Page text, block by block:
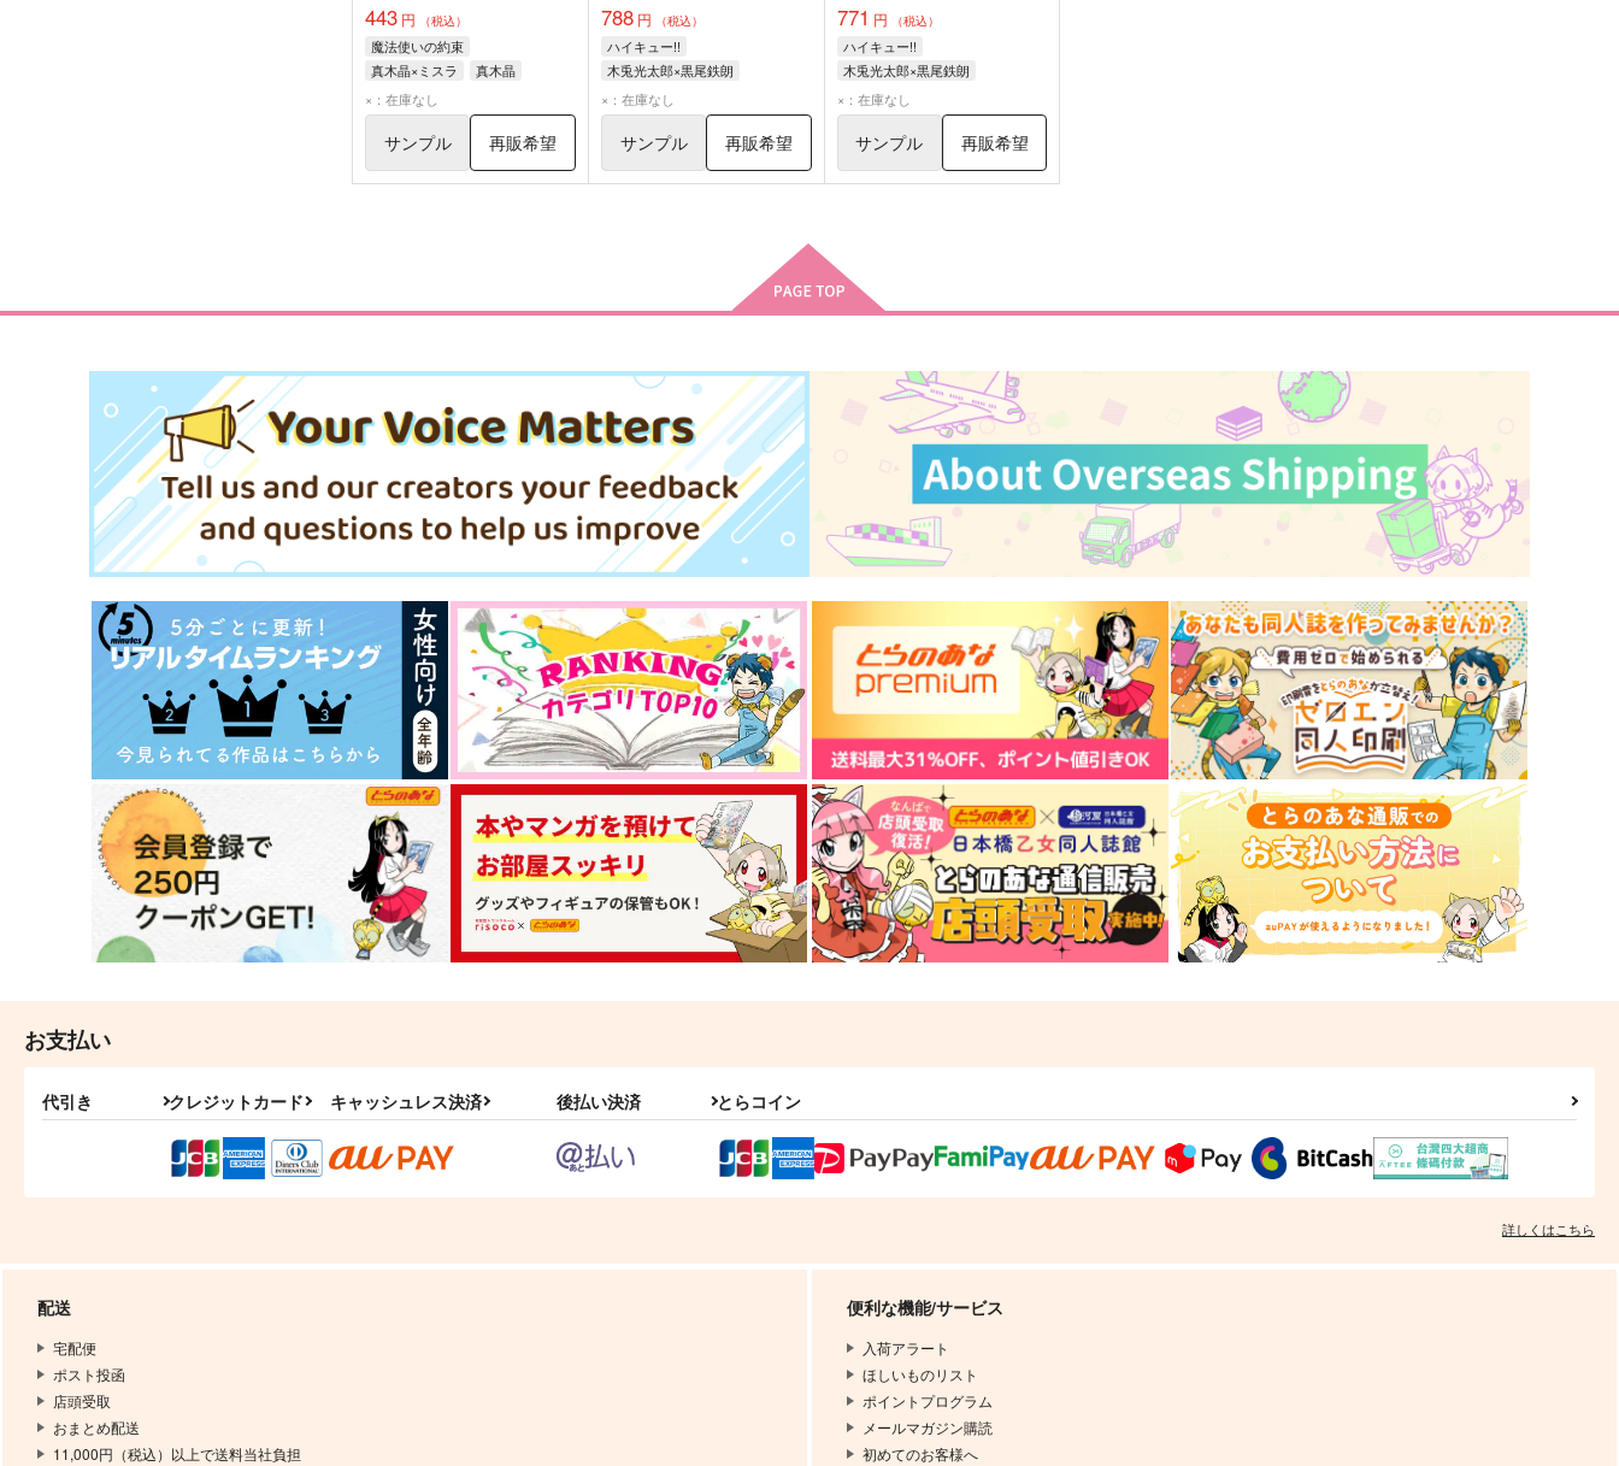
443 円 （税込）
魔法使いの約束
真木晶×ミスラ
真木晶
ミスラ
×：在庫なし
サンプル 再販希望
788円 （税込）
ハイキュー!!
木兎光太郎×黒尾鉄朗
木兎光太郎
×：在庫なし
サンプル 再販希望
771 円 （税込）
ハイキュー!!
木兎光太郎×黒尾鉄朗
木兎光太郎
×：在庫なし
サンプル 再販希望
お支払い
代引き クレジットカード キャッシュレス決済 後払い決済 とらコイン
詳しくはこちら
配送
宅配便
ポスト投函
店頭受取
おまとめ配送
11,000円（税込）以上で送料当社負担
便利な機能/サービス
入荷アラート
ほしいものリスト
ポイントプログラム
メールマガジン購読
初めてのお客様へ